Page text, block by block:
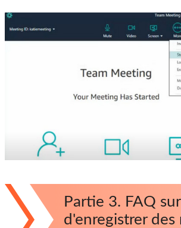
Partie 3. FAQ
d'enregistrer des